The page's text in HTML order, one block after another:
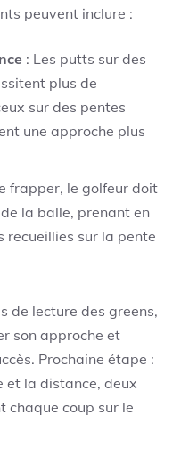
peuvent inclure :
: Les putts sur des
plus de
sur des pentes
une approche plus
frapper, le golfeur doit
la balle, prenant en
recueillies sur la pente
de lecture des greens,
son approche et
Prochaine étape :
et la distance, deux
chaque coup sur le